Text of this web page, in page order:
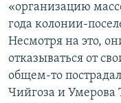
«организацию
года колонии-
Несмотря на это,
отказываться от
общем-то
Чийгоза и